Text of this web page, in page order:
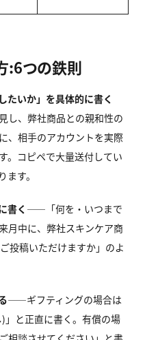
:6つの鉄則
たいか」を具体的に書く
、弊社商品との親和性の
、相手のアカウントを実際
。コピペで大量送付してい
す。
書く ——「何を・いつまで
月中に、弊社スキンケア商
投稿いただけますか」のよ
——ギフティングの場合は
」と正直に書く。有償の場